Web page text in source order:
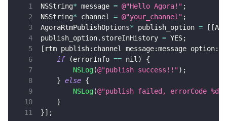
NSString* message = @"Hello Agora!" ;
NSString* channel = @"your_channel" ;
AgoraRtmPublishOptions* publish_option = [ [
publish_option. storeInHistory = YES;
[ rtm publish: channel message:message option:
if
(errorInfo == nil )
{
NSLog(@"publish success!!") ;
} else {
NSLog(@"publish failed, errorCode %d,
}
}] ;